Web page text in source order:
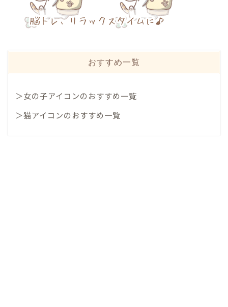
おすすめ一覧
＞女の子アイコンのおすすめ一覧
＞猫アイコンのおすすめ一覧